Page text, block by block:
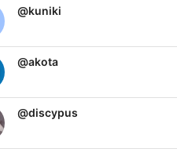
@kuniki
@akota
@discypus